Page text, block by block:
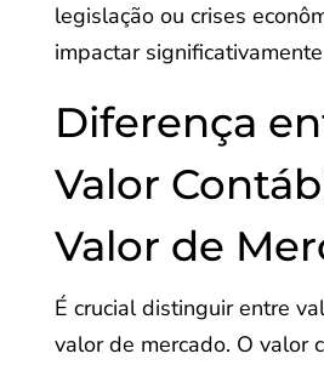
legislação ou crises
impactar
Diferença
Valor
Valor de
É crucial distinguir entre
valor de mercado. O valor